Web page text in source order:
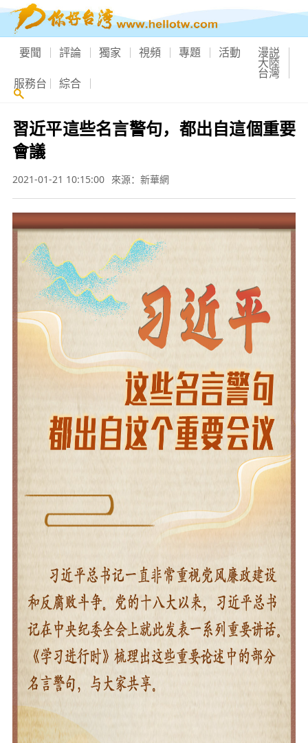
要聞 評論 獨家 視頻 專題 活動 漫説
大陸
台灣
服務台 綜合
習近平這些名言警句，都出自這個重要
會議
2021-01-21 10:15:00 來源：新華網